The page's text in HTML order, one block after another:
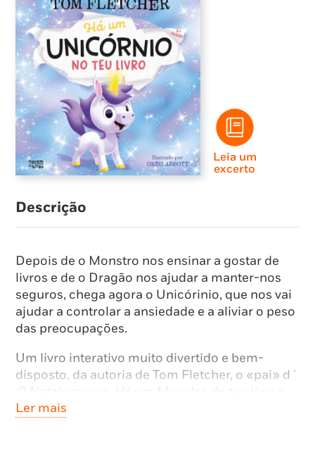
Leia um
excerto
Descrição
Depois de o Monstro nos ensinar a gostar de
livros e de o Dragão nos ajudar a manter-nos
seguros, chega agora o Unicórinio, que nos vai
ajudar a controlar a ansiedade e a aliviar o peso
das preocupações.
Um livro interativo muito divertido e bem-
disposto, da autoria de Tom Fletcher, o «pai» d´
Há Um Dragão no teu livro
Ler mais